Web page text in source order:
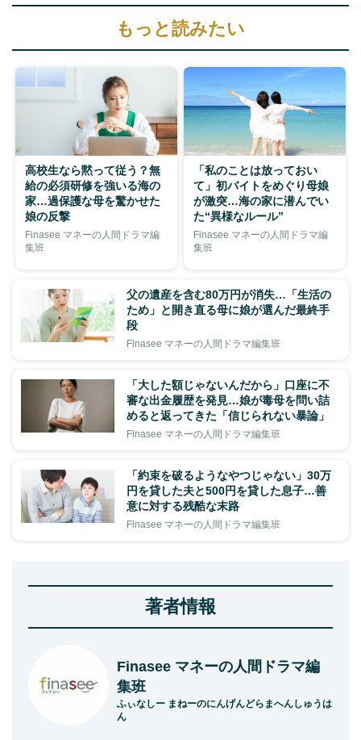
もっと読みたい
高校生なら黙って従う？無
給の必須研修を強いる海の
家…過保護な母を驚かせた
娘の反撃
Finasee マネーの人間ドラマ編
集班
「私のことは放っておい
て」初バイトをめぐり母娘
が激突…海の家に潜んでい
た“異様なルール”
Finasee マネーの人間ドラマ編
集班
父の遺産を含む80万円が消失…「生活の
ため」と開き直る母に娘が選んだ最終手
段
Finasee マネーの人間ドラマ編集班
「大した額じゃないんだから」口座に不
審な出金履歴を発見…娘が毒母を問い詰
めると返ってきた「信じられない暴論」
Finasee マネーの人間ドラマ編集班
「約束を破るようなやつじゃない」30万
円を貸した夫と500円を貸した息子…善
意に対する残酷な末路
Finasee マネーの人間ドラマ編集班
著者情報
Finasee マネーの人間ドラマ編
集班
ふぃなしー まねーのにんげんどらまへんしゅうは
ん